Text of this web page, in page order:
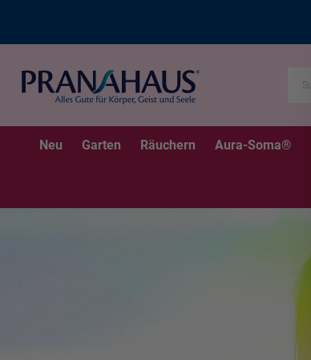
Neu Garten Räuchern Aura-Soma®